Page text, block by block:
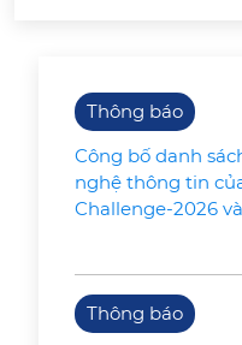
Thông báo
Công bố danh
nghệ thông tin
Challenge-2026
Thông báo